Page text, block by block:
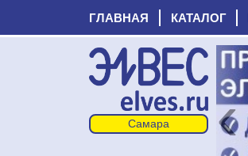
ГЛАВНАЯ КАТАЛОГ
‹